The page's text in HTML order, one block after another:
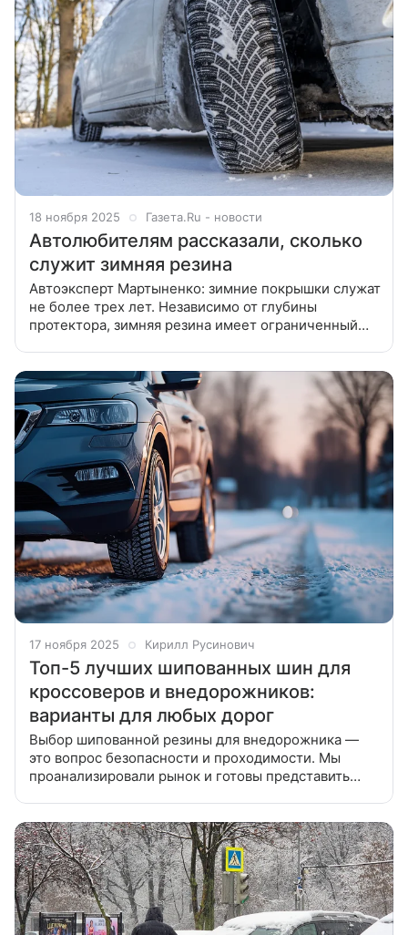
18 ноября 2025 Газета.Ru - новости
Автолюбителям рассказали, сколько
служит зимняя резина
Автоэксперт Мартыненко: зимние покрышки служат
не более трех лет. Независимо от глубины
протектора, зимняя резина имеет ограниченный
17 ноября 2025 Кирилл Русинович
Топ-5 лучших шипованных шин для
кроссоверов и внедорожников:
варианты для любых дорог
Выбор шипованной резины для внедорожника —
это вопрос безопасности и проходимости. Мы
проанализировали рынок и готовы представить